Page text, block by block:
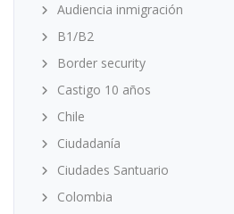
Audiencia inmigración
B1/B2
Border security
Castigo 10 años
Chile
Ciudadanía
Ciudades Santuario
Colombia